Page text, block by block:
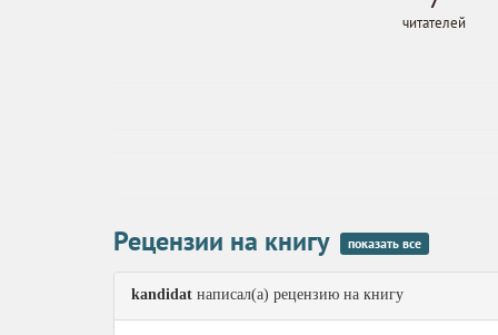
читателей
Рецензии на книгу показать все
kandidat написал(а) рецензию на книгу